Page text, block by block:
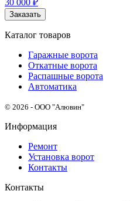
Заказать
Каталог товаров
Гаражные ворота
Откатные ворота
Распашные ворота
Автоматика
© 2026 - ООО "Алювин"
Информация
Ремонт
Установка ворот
Контакты
Контакты